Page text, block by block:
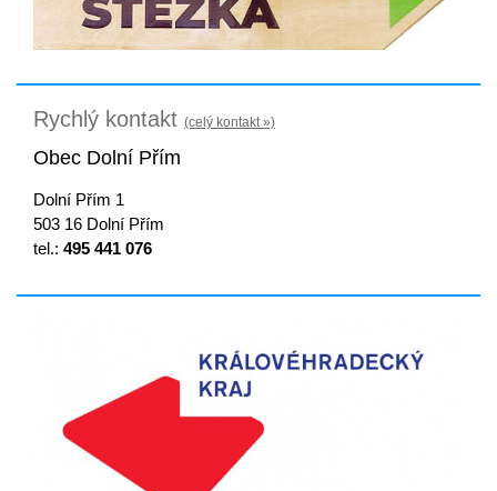
Rychlý kontakt (celý kontakt »)
Obec Dolní Přím
Dolní Přím 1
503 16 Dolní Přím
tel.: 495 441 076